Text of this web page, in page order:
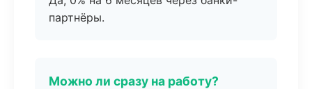
партнёры.
Можно ли сразу на работу?